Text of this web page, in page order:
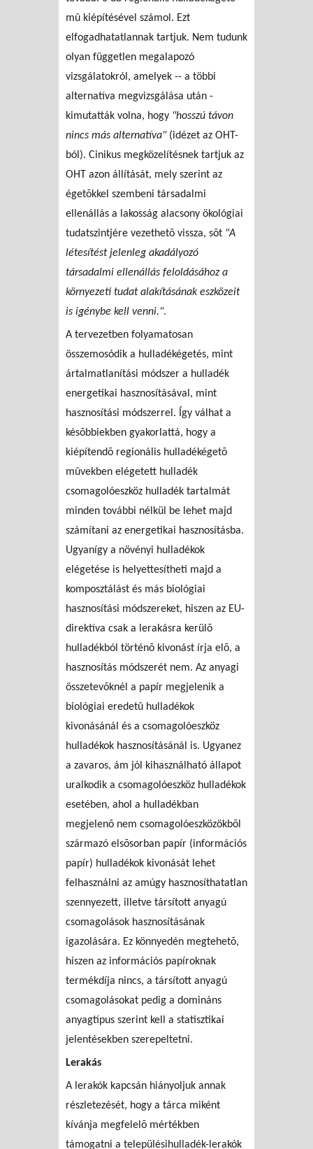
mû kiépítésével számol. Ezt
elfogadhatatlannak tartjuk. Nem tudunk
olyan független megalapozó
vizsgálatokról, amelyek -- a többi
alternatíva megvizsgálása után -
kimutatták volna, hogy "hosszú távon
nincs más alternatíva" (idézet az OHT-
ból). Cinikus megközelítésnek tartjuk az
OHT azon állítását, mely szerint az
égetõkkel szembeni társadalmi
ellenállás a lakosság alacsony ökológiai
tudatszintjére vezethetõ vissza, sõt "A
létesítést jelenleg akadályozó
társadalmi ellenállás feloldásához a
környezeti tudat alakításának eszközeit
is igénybe kell venni.".
A tervezetben folyamatosan
összemosódik a hulladékégetés, mint
ártalmatlanítási módszer a hulladék
energetikai hasznosításával, mint
hasznosítási módszerrel. Így válhat a
késõbbiekben gyakorlattá, hogy a
kiépítendõ regionális hulladékégetõ
mûvekben elégetett hulladék
csomagolóeszköz hulladék tartalmát
minden további nélkül be lehet majd
számítani az energetikai hasznosításba.
Ugyanígy a növényi hulladékok
elégetése is helyettesítheti majd a
komposztálást és más biológiai
hasznosítási módszereket, hiszen az EU-
direktíva csak a lerakásra kerülõ
hulladékból történõ kivonást írja elõ, a
hasznosítás módszerét nem. Az anyagi
összetevõknél a papír megjelenik a
biológiai eredetû hulladékok
kivonásánál és a csomagolóeszköz
hulladékok hasznosításánál is. Ugyanez
a zavaros, ám jól kihasználható állapot
uralkodik a csomagolóeszköz hulladékok
esetében, ahol a hulladékban
megjelenõ nem csomagolóeszközökbõl
származó elsõsorban papír (információs
papír) hulladékok kivonását lehet
felhasználni az amúgy hasznosíthatatlan
szennyezett, illetve társított anyagú
csomagolások hasznosításának
igazolására. Ez könnyedén megtehetõ,
hiszen az információs papíroknak
termékdíja nincs, a társított anyagú
csomagolásokat pedig a domináns
anyagtípus szerint kell a statisztikai
jelentésekben szerepeltetni.
Lerakás
A lerakók kapcsán hiányoljuk annak
részletezését, hogy a tárca miként
kívánja megfelelõ mértékben
támogatni a településihulladék-lerakók